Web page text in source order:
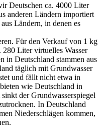
Deutschen ca. 4000 Liter
anderen Ländern importiert
Ländern, in denen es
Für den Verkauf von 1 kg
280 Liter virtuelles Wasser
in Deutschland stammen aus
täglich mit Grundwasser
und fällt nicht etwa in
wie Deutschland in
der Grundwasserspiegel
In Deutschland
Niederschlägen kommen,